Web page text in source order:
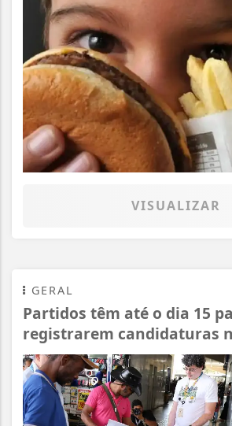
VISUALIZAR
GERAL
Partidos têm até o dia 15
registrarem candidaturas